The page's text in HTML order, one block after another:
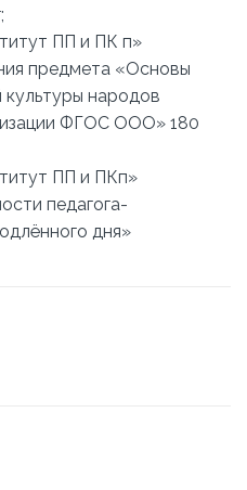
ПП и ПК п»
предмета «Основы
народов
ФГОС ООО» 180
ПП и ПКп»
педагога-
дня»